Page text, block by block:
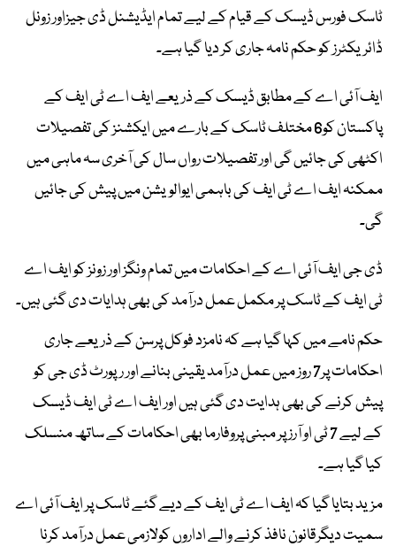
ٹاسک فورس ڈیسک کے قیام کے لیے تمام ایڈیشنل ڈی جیزاور زونل
ڈائریکٹرز کو حکم نامہ جاری کر دیا گیا ہے۔
ایف آئی اے کے مطابق ڈیسک کے ذریعے ایف اے ٹی ایف کے
پاکستان کو6 مختلف ٹاسک کے بارے میں ایکشنز کی تفصیلات
اکٹھی کی جائیں گی اور تفصیلات رواں سال کی آخری سہ ماہی میں
ممکنہ ایف اے ٹی ایف کی باہمی ایوالویشن میں پیش کی جائیں
گی۔
ڈی جی ایف آئی اے کے احکامات میں تمام ونگز اور زونز کو ایف اے
ٹی ایف کے ٹاسک پر مکمل عمل درآمد کی بھی ہدایات دی گئی ہیں۔
حکم نامے میں کہا گیا ہے کہ نامزد فوکل پرسن کے ذریعے جاری
احکامات پر7 روز میں عمل درآمد یقینی بنانے اور رپورٹ ڈی جی کو
پیش کرنے کی بھی ہدایت دی گئی ہیں اور ایف اے ٹی ایف ڈیسک
کے لیے 7 ٹی او آرز پر مبنی پروفارما بھی احکامات کے ساتھ منسلک
کیا گیا ہے۔
مزید بتایا گیا کہ ایف اے ٹی ایف کے دیے گئے ٹاسک پر ایف آئی اے
سمیت دیگرقانون نافذ کرنے والے اداروں کولازمی عمل درآمد کرنا